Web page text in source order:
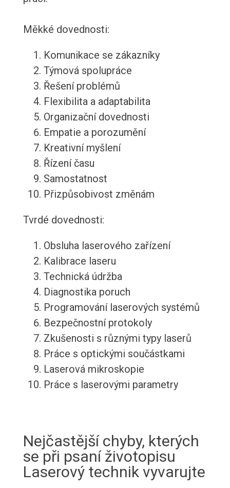
Měkké dovednosti:
Komunikace se zákazníky
Týmová spolupráce
Řešení problémů
Flexibilita a adaptabilita
Organizační dovednosti
Empatie a porozumění
Kreativní myšlení
Řízení času
Samostatnost
Přizpůsobivost změnám
Tvrdé dovednosti:
Obsluha laserového zařízení
Kalibrace laseru
Technická údržba
Diagnostika poruch
Programování laserových systémů
Bezpečnostní protokoly
Zkušenosti s různými typy laserů
Práce s optickými součástkami
Laserová mikroskopie
Práce s laserovými parametry
Nejčastější chyby, kterých
se při psaní životopisu
Laserový technik vyvarujte